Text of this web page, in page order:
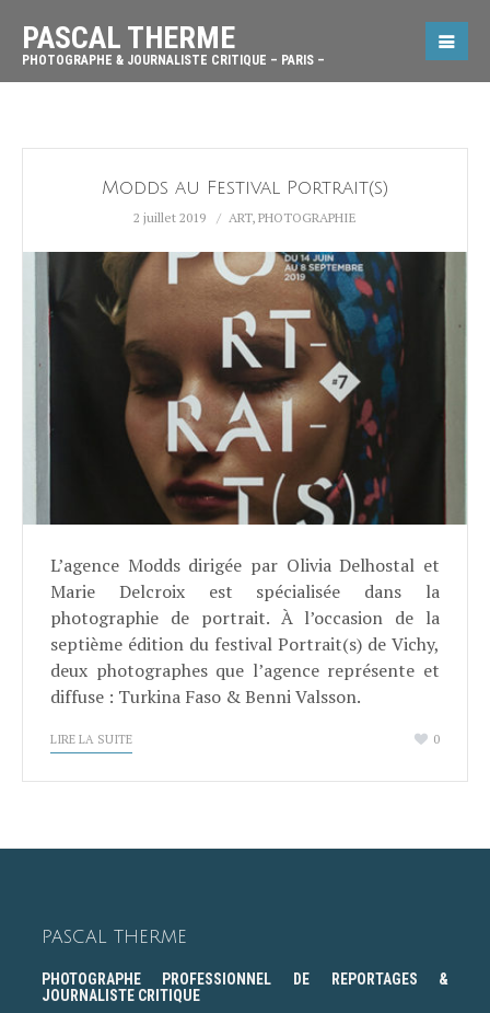
PASCAL THERME
PHOTOGRAPHE & JOURNALISTE CRITIQUE – PARIS –
Modds au Festival Portrait(s)
2 juillet 2019 ART, PHOTOGRAPHIE
L’agence Modds dirigée par Olivia Delhostal et
Marie Delcroix est spécialisée dans la
photographie de portrait. À l’occasion de la
septième édition du festival Portrait(s) de Vichy,
deux photographes que l’agence représente et
diffuse : Turkina Faso & Benni Valsson.
LIRE LA SUITE 0
PASCAL THERME
PHOTOGRAPHE PROFESSIONNEL DE REPORTAGES &
JOURNALISTE CRITIQUE